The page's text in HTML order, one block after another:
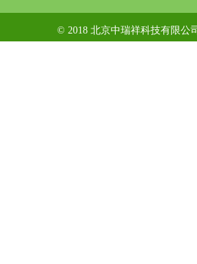
© 2018 北京中瑞祥科技有限公